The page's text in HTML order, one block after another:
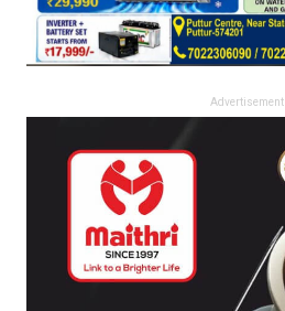
Advertisement